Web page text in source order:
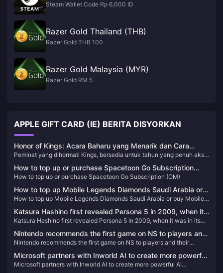
Steam Wallet Code Rp 6,000 ID
Razer Gold Thailand (THB)
Razer Gold THB 100
Razer Gold Malaysia (MYR)
Razer Gold RM 5
APPLE GIFT CARD (IE) BERITA DISYORKAN
Honor of Kings: Acara Baharu yang Menarik dan Cara
Tambah Nilai Dengan Mudah!
Peminat yang dihormati Kings, bersedia untuk tahun yang penuh aksi
pelaburan besar-besaran $15 juta dalam kancah esport globalnya,
2024 menjanjikan menjadi tahun penting untuk permainan itu. Sama
ada anda pemain berpengalaman atau baru dalam arena, ada sesuatu
untuk semua orang dalam acara yang akan datang​
How to top up or purchase Spacetoon Go Subscription
(OM)
How to top up or purchase Spacetoon Go Subscription (OM)
How to top up Mobile Legends Diamonds Saudi Arabia or
buy Mobile Legends Diamonds Saudi Arabia
How to top up Mobile Legends Diamonds Saudi Arabia or buy Mobile
Katsura Hashino first revealed Persona 5 in 2009, when it
was in its early stages
Katsura Hashino first revealed Persona 5 in 2009, when it was in its
Nintendo recommends the first game on NS to players and
their families
Nintendo recommends the first game on NS to players and their
Microsoft partners with Inworld AI to create more powerful
AI development tools for Xbox
Microsoft partners with Inworld AI to create more powerful AI